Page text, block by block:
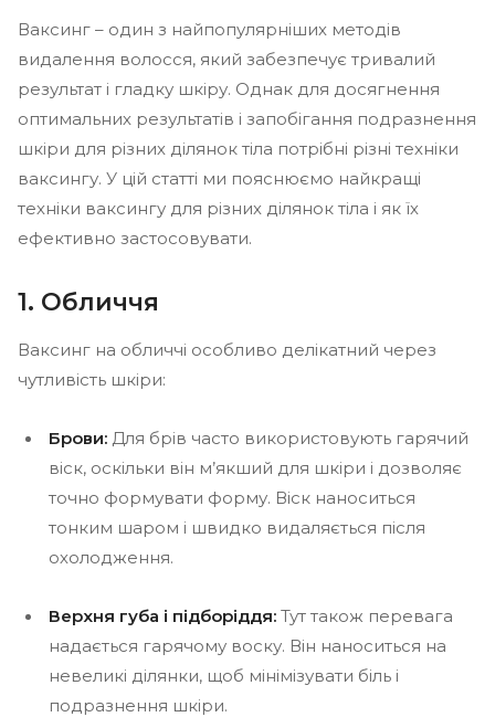
Ваксинг – один з найпопулярніших методів
видалення волосся, який забезпечує тривалий
результат і гладку шкіру. Однак для досягнення
оптимальних результатів і запобігання подразнення
шкіри для різних ділянок тіла потрібні різні техніки
ваксингу. У цій статті ми пояснюємо найкращі
техніки ваксингу для різних ділянок тіла і як їх
ефективно застосовувати.
1. Обличчя
Ваксинг на обличчі особливо делікатний через
чутливість шкіри:
Брови: Для брів часто використовують гарячий
віск, оскільки він м’якший для шкіри і дозволяє
точно формувати форму. Віск наноситься
тонким шаром і швидко видаляється після
охолодження.
Верхня губа і підборіддя: Тут також перевага
надається гарячому воску. Він наноситься на
невеликі ділянки, щоб мінімізувати біль і
подразнення шкіри.